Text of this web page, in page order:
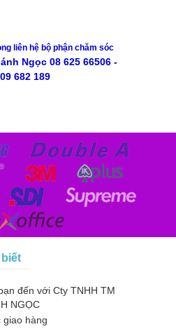
liên hệ bộ phận chăm sóc
Ngọc 08 625 66506 -
682 189
đến với Cty TNHH TM
NGỌC
giao hàng